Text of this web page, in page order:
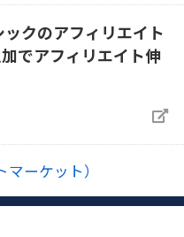
ックのアフィリエイト
でアフィリエイト伸
ーケット）